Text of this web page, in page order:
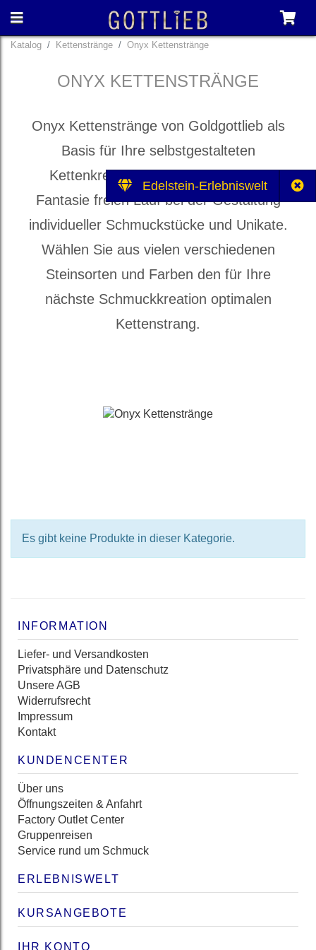
Edelstein-Erlebniswelt
Katalog Kettenstränge Onyx Kettenstränge
ONYX KETTENSTRÄNGE
Onyx Kettenstränge von Goldgottlieb als
Basis für Ihre selbstgestalteten
Kettenkreationen. Lassen Sie Ihrer
Fantasie freien Lauf bei der Gestaltung
individueller Schmuckstücke und Unikate.
Wählen Sie aus vielen verschiedenen
Steinsorten und Farben den für Ihre
nächste Schmuckkreation optimalen
Kettenstrang.
Es gibt keine Produkte in dieser Kategorie.
INFORMATION
Liefer- und Versandkosten
Privatsphäre und Datenschutz
Unsere AGB
Widerrufsrecht
Impressum
Kontakt
KUNDENCENTER
Über uns
Öffnungszeiten & Anfahrt
Factory Outlet Center
Gruppenreisen
Service rund um Schmuck
ERLEBNISWELT
KURSANGEBOTE
IHR KONTO